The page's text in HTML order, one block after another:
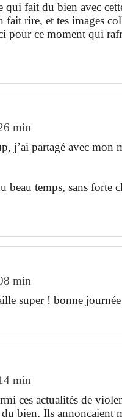
qui fait du bien avec
fait rire, et tes images
pour ce moment qui
min
j’ai partagé avec mon
beau temps, sans forte
min
super ! bonne
min
ces actualités de
bien, Ils annonçaient